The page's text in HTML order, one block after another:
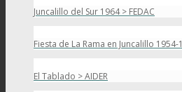
Juncalillo del Sur 1964 > FEDAC
Fiesta de La Rama en Juncalillo 1954-
El Tablado > AIDER